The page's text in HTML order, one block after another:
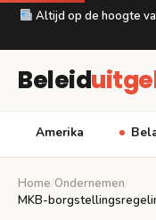
Altijd op de hoogte
Beleid
Amerika
Home Ondernemen